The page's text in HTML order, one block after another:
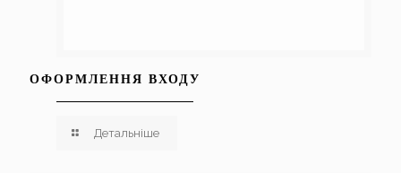
ОФОРМЛЕННЯ ВХОДУ
Детальніше